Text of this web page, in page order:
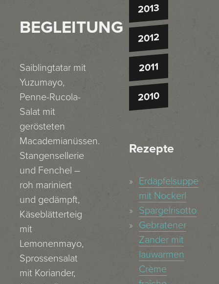
BEGLEITUNG
Saiblingtatar mit
Yuzumayo,
Penne-Rucola-
Salat mit
gerösteten
Macademianüssen.
Stangensellerie
und Fenchel –
roh mariniert
und gedämpft,
Käseblätterteig
mit
Lemonenmayo,
Sprossensalat
mit Koriander,
2013
2012
2011
2010
Rezepte
Erdäpfelsuppe
mit Nockerl
Spargelrisotto
Gebratener
Zander mit
lauwarmen
Crème